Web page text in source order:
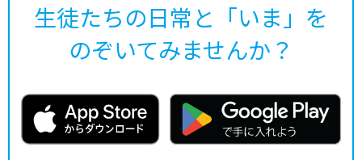
生徒たちの日常と「いま」を
のぞいてみませんか？